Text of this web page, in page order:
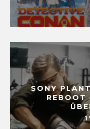
SONY
REBOOT